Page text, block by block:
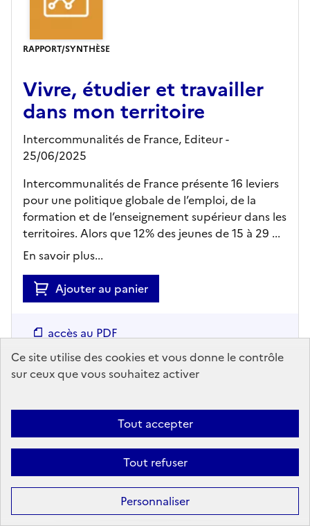
Ce site utilise des cookies et vous donne le contrôle
sur ceux que vous souhaitez activer
Tout accepter
Tout refuser
Personnaliser
RAPPORT/SYNTHÈSE
Vivre, étudier et travailler
dans mon territoire
Intercommunalités de France, Editeur-
25/06/2025
Intercommunalités de France présente 16 leviers
pour une politique globale de l’emploi, de la
formation et de l’enseignement supérieur dans les
territoires. Alors que 12% des jeunes de 15 à 29 ...
En savoir plus...
Ajouter au panier
accès au PDF
accès en ligne (sous réserve)
RAPPORT/SYNTHÈSE